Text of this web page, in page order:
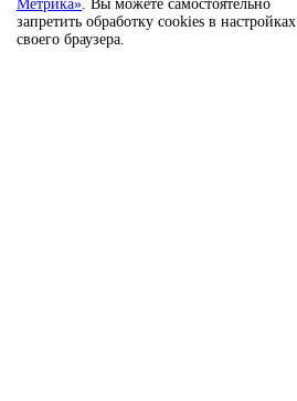
Метрика». Вы можете самостоятельно
запретить обработку cookies в настройках
своего браузера.